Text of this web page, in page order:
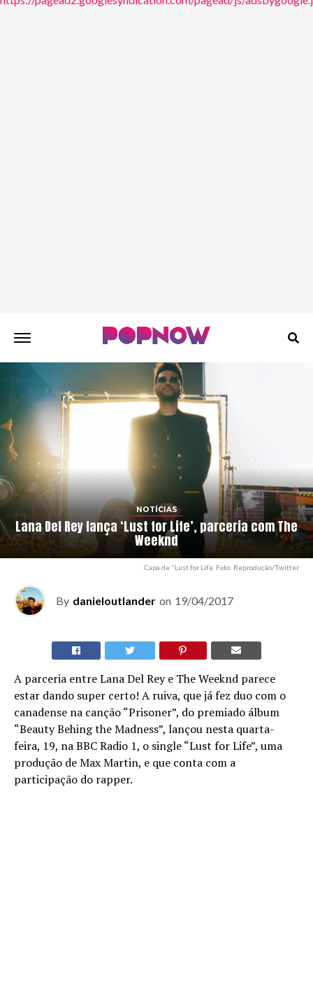
NOTÍCIAS
Lana Del Rey lança ‘Lust for Life’, parceria com The
Weeknd
Capa de "Lust for Life. Foto: Reprodução/Twitter
By danieloutlander on 19/04/2017
A parceria entre Lana Del Rey e The Weeknd parece
estar dando super certo! A ruiva, que já fez duo com o
canadense na canção “Prisoner”, do premiado álbum
“Beauty Behing the Madness”, lançou nesta quarta-
feira, 19, na BBC Radio 1, o single “Lust for Life”, uma
produção de Max Martin, e que conta com a
participação do rapper.